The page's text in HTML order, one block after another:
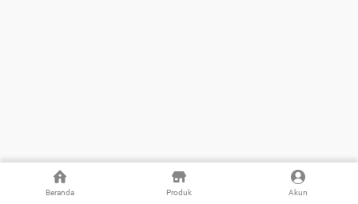
Beranda Produk Akun